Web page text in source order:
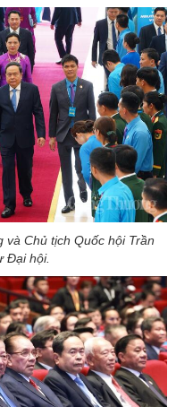
Chủ tịch Quốc hội Trần
Đại hội.